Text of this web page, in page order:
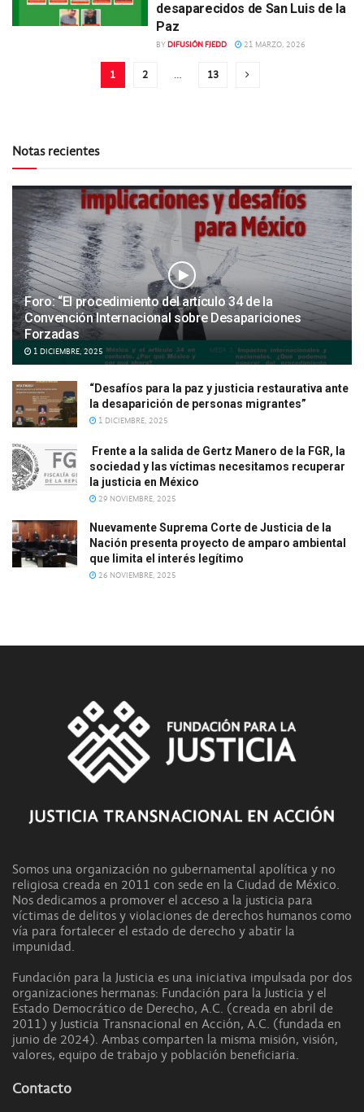
desaparecidos de San Luis de la
Paz
BY DIFUSIÓN FJEDD 21 MARZO, 2026
1 2 … 13
Notas recientes
Foro: “El procedimiento del artículo 34 de la
Convención Internacional sobre Desapariciones
Forzadas
1 DICIEMBRE, 2025
“Desafíos para la paz y justicia restaurativa ante
la desaparición de personas migrantes”
1 DICIEMBRE, 2025
Frente a la salida de Gertz Manero de la FGR, la
sociedad y las víctimas necesitamos recuperar
la justicia en México
29 NOVIEMBRE, 2025
Nuevamente Suprema Corte de Justicia de la
Nación presenta proyecto de amparo ambiental
que limita el interés legítimo
26 NOVIEMBRE, 2025
Somos una organización no gubernamental apolítica y no
religiosa creada en 2011 con sede en la Ciudad de México.
Nos dedicamos a promover el acceso a la justicia para
víctimas de delitos y violaciones de derechos humanos como
vía para fortalecer el estado de derecho y abatir la
impunidad.
Fundación para la Justicia es una iniciativa impulsada por dos
organizaciones hermanas: Fundación para la Justicia y el
Estado Democrático de Derecho, A.C. (creada en abril de
2011) y Justicia Transnacional en Acción, A.C. (fundada en
junio de 2024). Ambas comparten la misma misión, visión,
valores, equipo de trabajo y población beneficiaria.
Contacto